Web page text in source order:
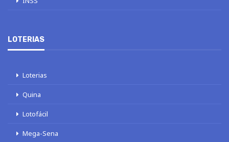
LOTERIAS
Loterias
Quina
Lotofácil
Mega-Sena